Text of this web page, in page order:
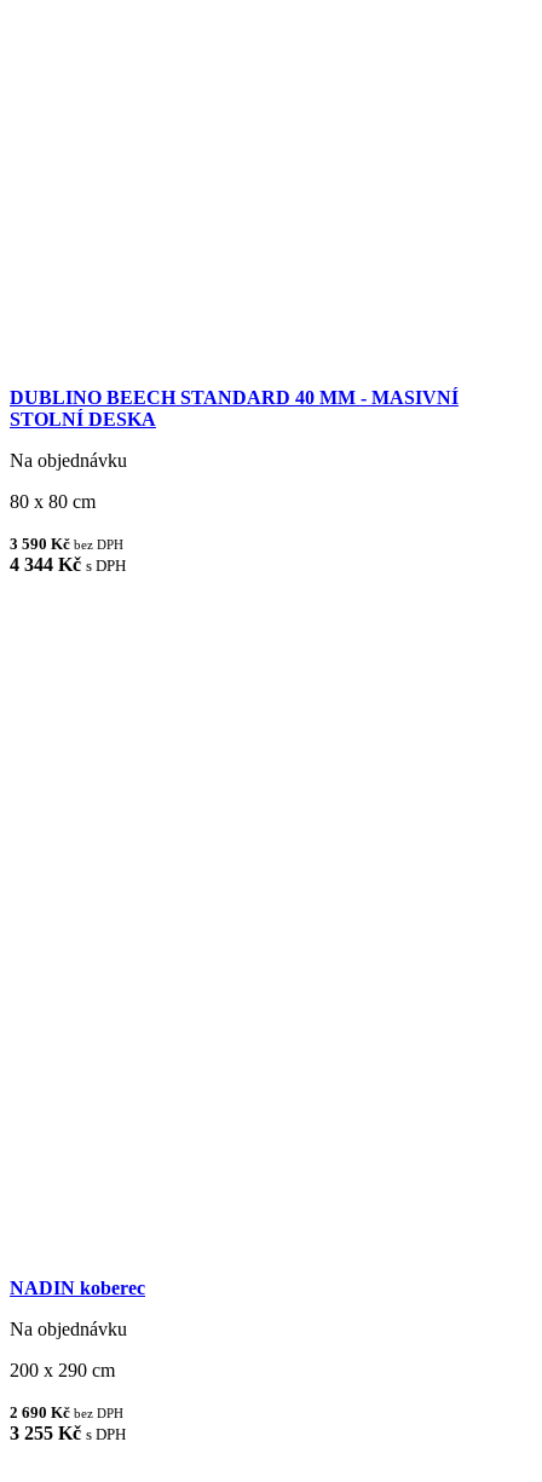
DUBLINO BEECH STANDARD 40 MM - MASIVNÍ
STOLNÍ DESKA
Na objednávku
80 x 80 cm
3 590 Kč bez DPH
4 344 Kč s DPH
NADIN koberec
Na objednávku
200 x 290 cm
2 690 Kč bez DPH
3 255 Kč s DPH